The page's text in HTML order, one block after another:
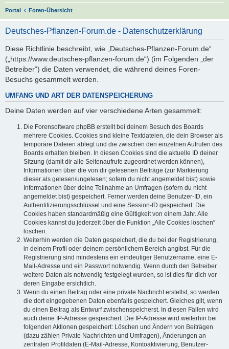
Portal Foren-Übersicht
Deutsches-Pflanzen-Forum.de - Datenschutzerklärung
Diese Richtlinie beschreibt, wie „Deutsches-Pflanzen-Forum.de“
(„https://www.deutsches-pflanzen-forum.de“) (im Folgenden „der
Betreiber“) die Daten verwendet, die während deines Foren-
Besuchs gesammelt werden.
UMFANG UND ART DER DATENSPEICHERUNG
Deine Daten werden auf vier verschiedene Arten gesammelt:
Die Forensoftware phpBB erstellt bei deinem Besuch des Boards
mehrere Cookies. Cookies sind kleine Textdateien, die dein Browser als
temporäre Dateien ablegt und die zwischen den einzelnen Aufrufen des
Boards erhalten bleiben. In diesen Cookies sind die aktuelle ID deiner
Sitzung (damit dir alle Seitenaufrufe zugeordnet werden können),
Informationen über die von dir gelesenen Beiträge (zur Markierung
dieser als gelesen/ungelesen; sofern du nicht angemeldet bist) sowie
Informationen über deine Teilnahme an Umfragen (sofern du nicht
angemeldet bist) gespeichert. Ferner werden deine Benutzer-ID, ein
Authentifizierungsschlüssel und eine Session-ID gespeichert. Die
Cookies haben standardmäßig eine Gültigkeit von einem Jahr. Alle
Cookies kannst du jederzeit über die Funktion „Alle Cookies löschen“
löschen.
Weiterhin werden die Daten gespeichert, die du bei der Registrierung,
in deinem Profil oder deinem persönlichem Bereich angibst. Für die
Registrierung sind mindestens ein eindeutiger Benutzername, eine E-
Mail-Adresse und ein Passwort notwendig. Wenn durch den Betreiber
weitere Daten als notwendig festgelegt wurden, so ist dies für dich vor
deren Eingabe ersichtlich.
Wenn du einen Beitrag oder eine private Nachricht erstellst, so werden
die dort eingegebenen Daten ebenfalls gespeichert. Gleiches gilt, wenn
du einen Beitrag als Entwurf zwischenspeicherst. In diesen Fällen wird
auch deine IP-Adresse gespeichert. Die IP-Adresse wird weiterhin bei
folgenden Aktionen gespeichert: Löschen und Ändern von Beiträgen
(dazu zählen Private Nachrichten und Umfragen), Änderungen an
zentralen Profildaten (E-Mail-Adresse, Kontoaktivierung, Benutzer-